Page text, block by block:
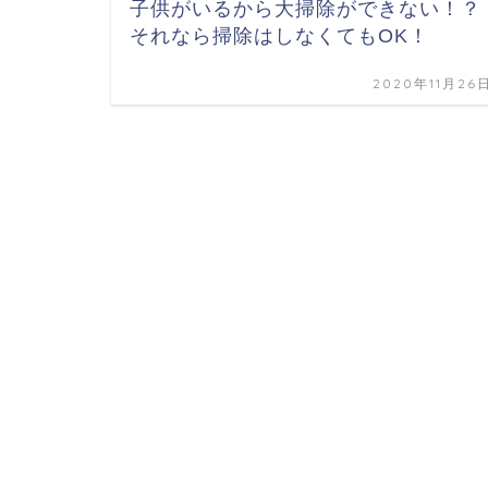
子供がいるから大掃除ができない！？
それなら掃除はしなくてもOK！
2020年11月26